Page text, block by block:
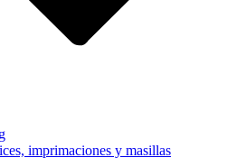
imprimaciones y masillas